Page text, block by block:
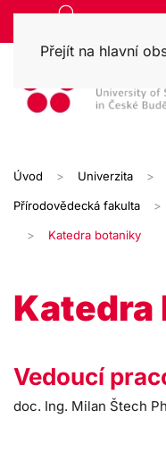
Přejít na hlavní
Úvod Univerzita
Přírodovědecká fakulta
Katedra botaniky
Vedoucí
doc. Ing. Milan Štech